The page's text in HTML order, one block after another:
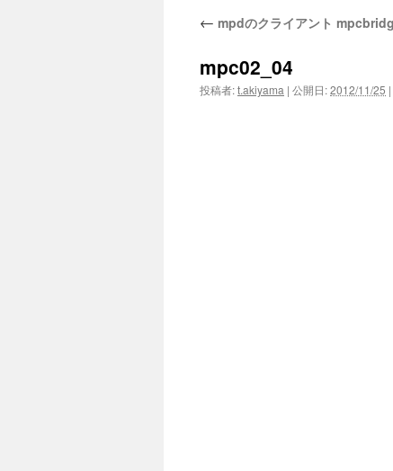
← mpdのクライアント
mpc02_04
投稿者:t.akiyama | 公開日:2012/11/25 |